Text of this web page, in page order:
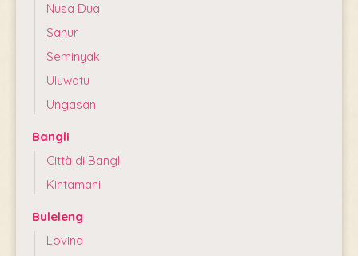
Nusa Dua
Sanur
Seminyak
Uluwatu
Ungasan
Bangli
Città di Bangli
Kintamani
Buleleng
Lovina